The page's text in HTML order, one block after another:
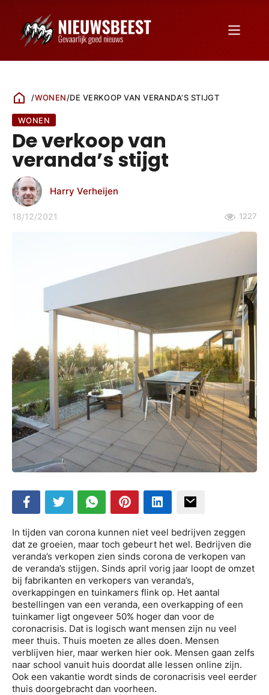
/WONEN/DE VERKOOP VAN VERANDA’S STIJGT
WONEN
De verkoop van
veranda’s stijgt
Harry Verheijen
18/12/2021 1227
In tijden van corona kunnen niet veel bedrijven zeggen
dat ze groeien, maar toch gebeurt het wel. Bedrijven die
veranda’s verkopen zien sinds corona de verkopen van
de veranda’s stijgen. Sinds april vorig jaar loopt de omzet
bij fabrikanten en verkopers van veranda’s,
overkappingen en tuinkamers flink op. Het aantal
bestellingen van een veranda, een overkapping of een
tuinkamer ligt ongeveer 50% hoger dan voor de
coronacrisis. Dat is logisch want mensen zijn nu veel
meer thuis. Thuis moeten ze alles doen. Mensen
verblijven hier, maar werken hier ook. Mensen gaan zelfs
naar school vanuit huis doordat alle lessen online zijn.
Ook een vakantie wordt sinds de coronacrisis veel eerder
thuis doorgebracht dan voorheen.